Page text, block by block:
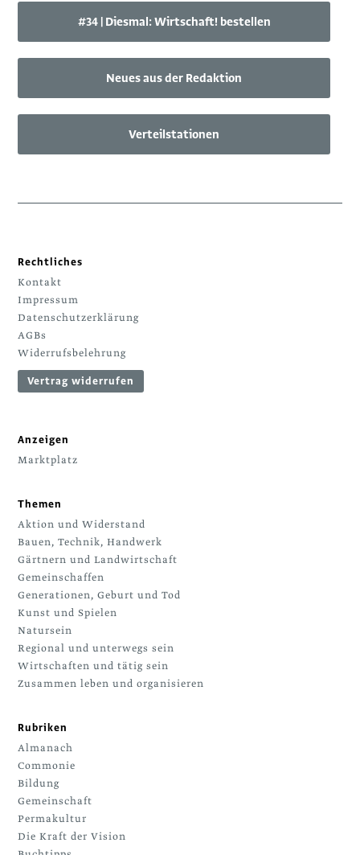
#34 | Diesmal: Wirtschaft! bestellen
Neues aus der Redaktion
Verteilstationen
Rechtliches
Kontakt
Impressum
Datenschutzerklärung
AGBs
Widerrufsbelehrung
Vertrag widerrufen
Anzeigen
Marktplatz
Themen
Aktion und Widerstand
Bauen, Technik, Handwerk
Gärtnern und Landwirtschaft
Gemeinschaffen
Generationen, Geburt und Tod
Kunst und Spielen
Natursein
Regional und unterwegs sein
Wirtschaften und tätig sein
Zusammen leben und organisieren
Rubriken
Almanach
Commonie
Bildung
Gemeinschaft
Permakultur
Die Kraft der Vision